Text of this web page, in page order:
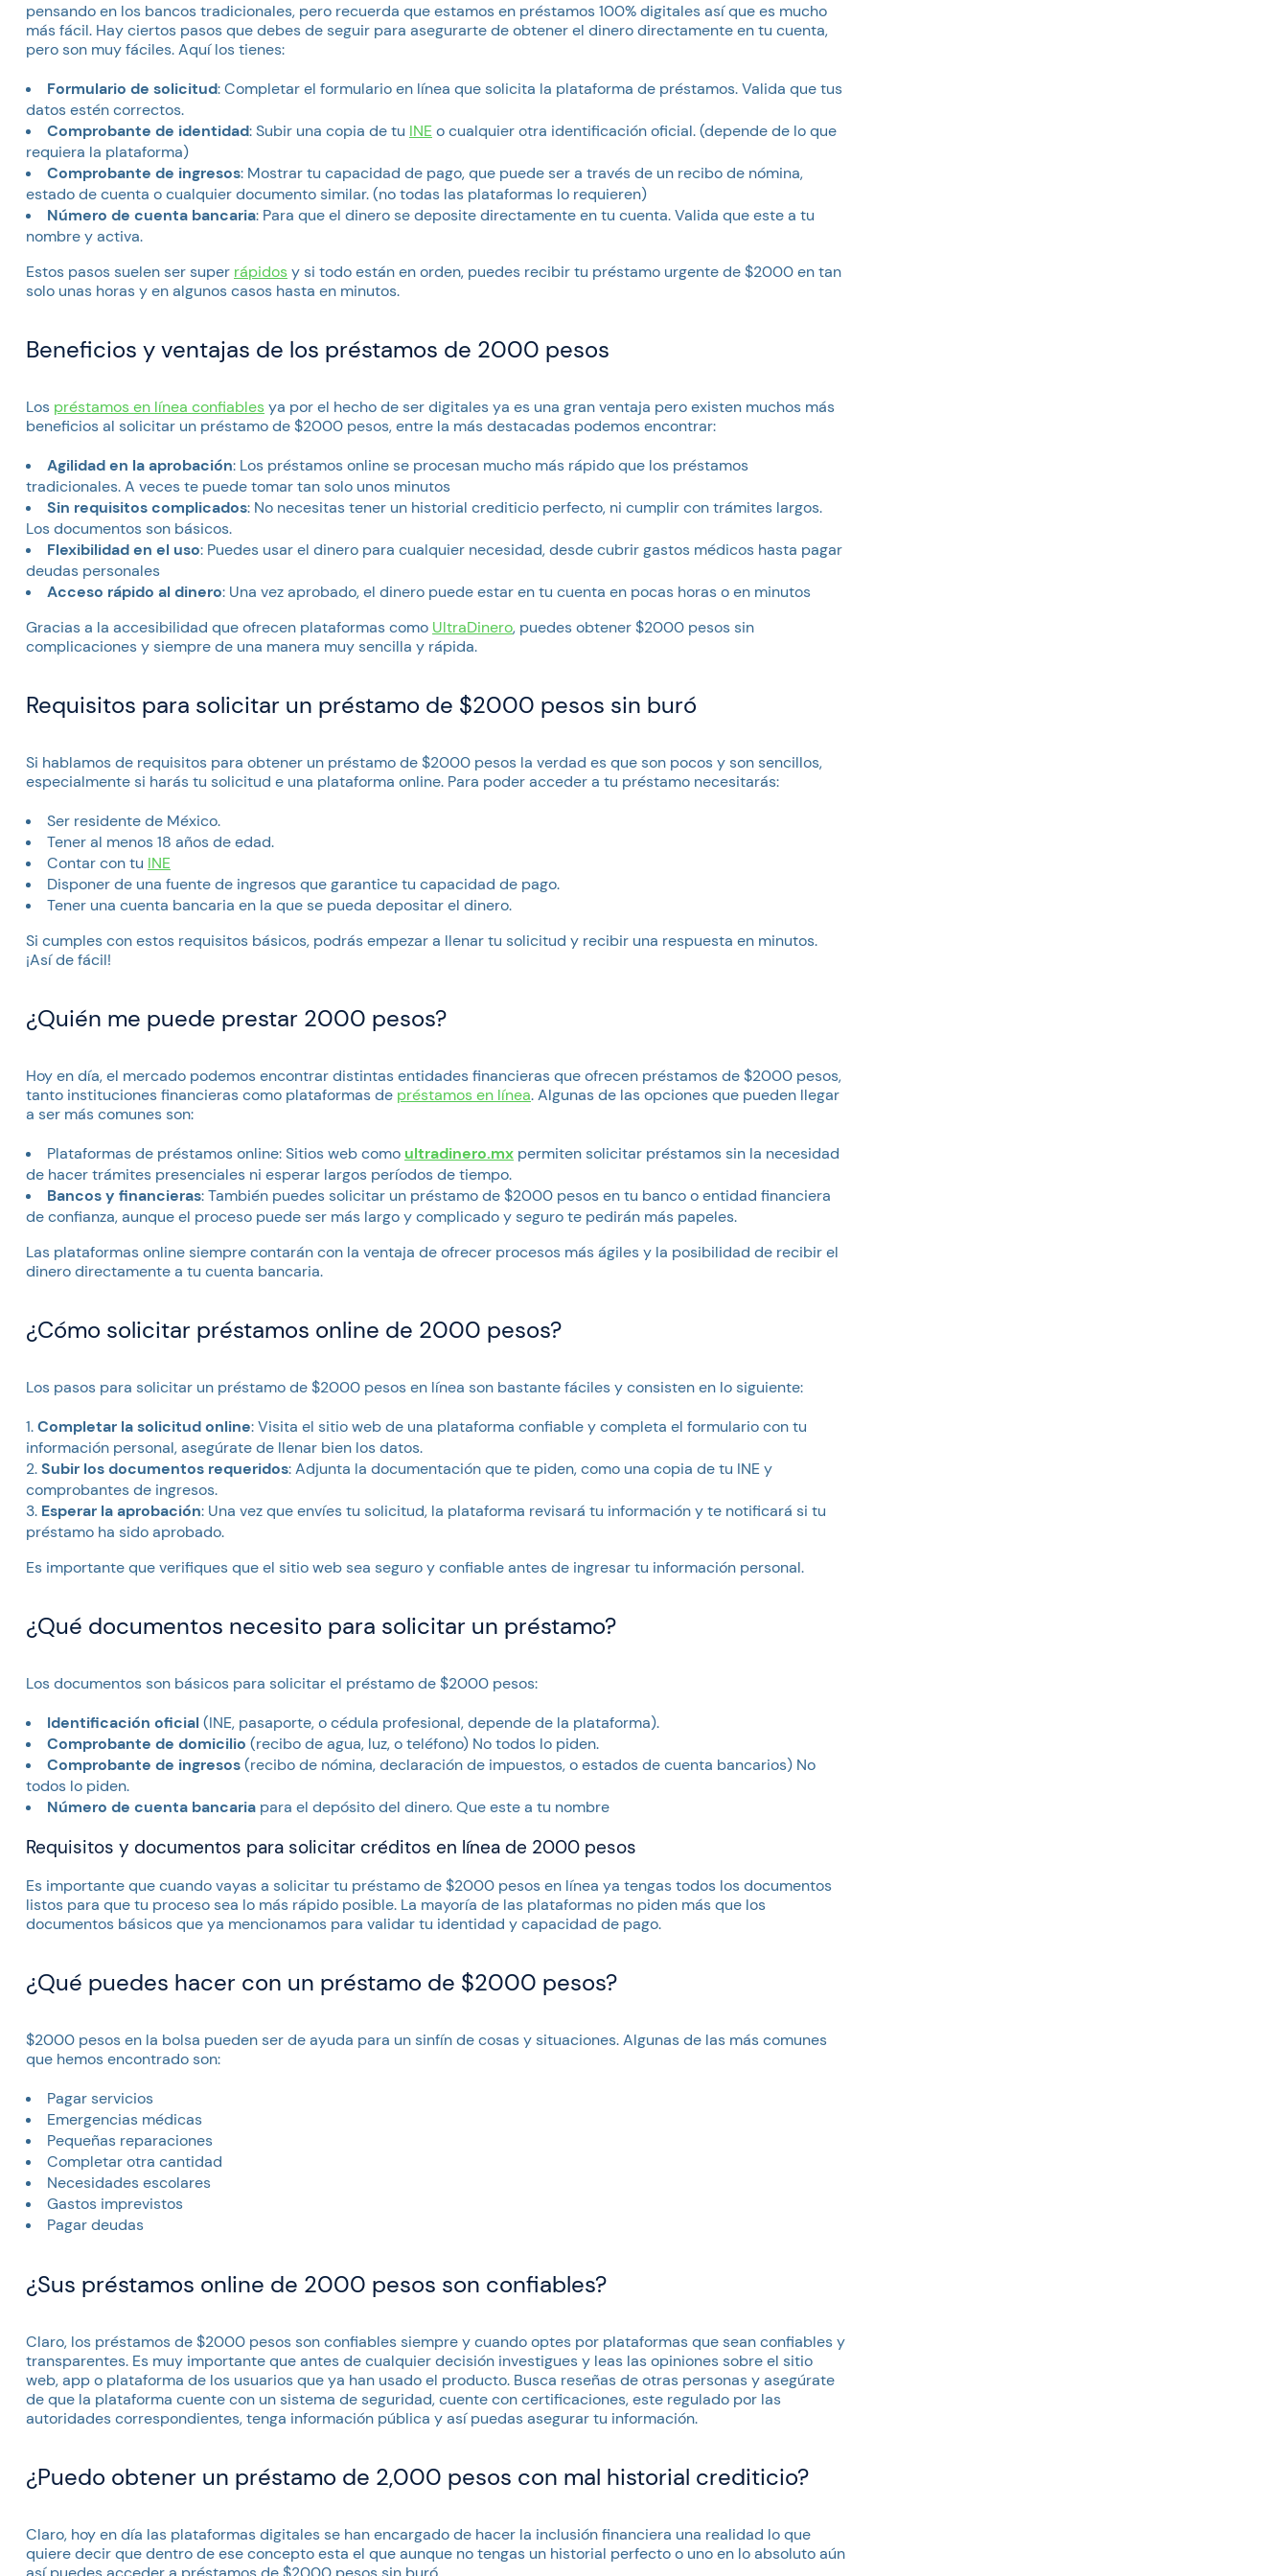
pensando en los bancos tradicionales, pero recuerda que estamos en préstamos 100% digitales así que es mucho
más fácil. Hay ciertos pasos que debes de seguir para asegurarte de obtener el dinero directamente en tu cuenta,
pero son muy fáciles. Aquí los tienes:
Formulario de solicitud: Completar el formulario en línea que solicita la plataforma de préstamos. Valida que tus
datos estén correctos.
Comprobante de identidad: Subir una copia de tu INE o cualquier otra identificación oficial. (depende de lo que
requiera la plataforma)
Comprobante de ingresos: Mostrar tu capacidad de pago, que puede ser a través de un recibo de nómina,
estado de cuenta o cualquier documento similar. (no todas las plataformas lo requieren)
Número de cuenta bancaria: Para que el dinero se deposite directamente en tu cuenta. Valida que este a tu
nombre y activa.
Estos pasos suelen ser super rápidosy si todo están en orden, puedes recibir tu préstamo urgente de $2000 en tan
solo unas horas y en algunos casos hasta en minutos.
Beneficios y ventajas de los préstamos de 2000 pesos
Los préstamos en línea confiablesya por el hecho de ser digitales ya es una gran ventaja pero existen muchos más
beneficios al solicitar un préstamo de $2000 pesos, entre la más destacadas podemos encontrar:
Agilidad en la aprobación: Los préstamos online se procesan mucho más rápido que los préstamos
tradicionales. A veces te puede tomar tan solo unos minutos
Sin requisitos complicados: No necesitas tener un historial crediticio perfecto, ni cumplir con trámites largos.
Los documentos son básicos.
Flexibilidad en el uso: Puedes usar el dinero para cualquier necesidad, desde cubrir gastos médicos hasta pagar
deudas personales
Acceso rápido al dinero: Una vez aprobado, el dinero puede estar en tu cuenta en pocas horas o en minutos
Gracias a la accesibilidad que ofrecen plataformas como UltraDinero, puedes obtener $2000 pesos sin
complicaciones y siempre de una manera muy sencilla y rápida.
Requisitos para solicitar un préstamo de $2000 pesos sin buró
Si hablamos de requisitos para obtener un préstamo de $2000 pesos la verdad es que son pocos y son sencillos,
especialmente si harás tu solicitud e una plataforma online. Para poder acceder a tu préstamo necesitarás:
Ser residente de México.
Tener al menos 18 años de edad.
Contar con tu INE
Disponer de una fuente de ingresos que garantice tu capacidad de pago.
Tener una cuenta bancaria en la que se pueda depositar el dinero.
Si cumples con estos requisitos básicos, podrás empezar a llenar tu solicitud y recibir una respuesta en minutos.
¡Así de fácil!
¿Quién me puede prestar 2000 pesos?
Hoy en día, el mercado podemos encontrar distintas entidades financieras que ofrecen préstamos de $2000 pesos,
tanto instituciones financieras como plataformas de préstamos en línea. Algunas de las opciones que pueden llegar
a ser más comunes son:
Plataformas de préstamos online: Sitios web como ultradinero.mx permiten solicitar préstamos sin la necesidad
de hacer trámites presenciales ni esperar largos períodos de tiempo.
Bancos y financieras: También puedes solicitar un préstamo de $2000 pesos en tu banco o entidad financiera
de confianza, aunque el proceso puede ser más largo y complicado y seguro te pedirán más papeles.
Las plataformas online siempre contarán con la ventaja de ofrecer procesos más ágiles y la posibilidad de recibir el
dinero directamente a tu cuenta bancaria.
¿Cómo solicitar préstamos online de 2000 pesos?
Los pasos para solicitar un préstamo de $2000 pesos en línea son bastante fáciles y consisten en lo siguiente:
Completar la solicitud online: Visita el sitio web de una plataforma confiable y completa el formulario con tu
información personal, asegúrate de llenar bien los datos.
Subir los documentos requeridos: Adjunta la documentación que te piden, como una copia de tu INE y
comprobantes de ingresos.
Esperar la aprobación: Una vez que envíes tu solicitud, la plataforma revisará tu información y te notificará si tu
préstamo ha sido aprobado.
Es importante que verifiques que el sitio web sea seguro y confiable antes de ingresar tu información personal.
¿Qué documentos necesito para solicitar un préstamo?
Los documentos son básicos para solicitar el préstamo de $2000 pesos:
Identificación oficial (INE, pasaporte, o cédula profesional, depende de la plataforma).
Comprobante de domicilio (recibo de agua, luz, o teléfono) No todos lo piden.
Comprobante de ingresos(recibo de nómina, declaración de impuestos, o estados de cuenta bancarios) No
todos lo piden.
Número de cuenta bancaria para el depósito del dinero. Que este a tu nombre
Requisitos y documentos para solicitar créditos en línea de 2000 pesos
Es importante que cuando vayas a solicitar tu préstamo de $2000 pesos en línea ya tengas todos los documentos
listos para que tu proceso sea lo más rápido posible. La mayoría de las plataformas no piden más que los
documentos básicos que ya mencionamos para validar tu identidad y capacidad de pago.
¿Qué puedes hacer con un préstamo de $2000 pesos?
$2000 pesos en la bolsa pueden ser de ayuda para un sinfín de cosas y situaciones. Algunas de las más comunes
que hemos encontrado son:
Pagar servicios
Emergencias médicas
Pequeñas reparaciones
Completar otra cantidad
Necesidades escolares
Gastos imprevistos
Pagar deudas
¿Sus préstamos online de 2000 pesos son confiables?
Claro, los préstamos de $2000 pesos son confiables siempre y cuando optes por plataformas que sean confiables y
transparentes. Es muy importante que antes de cualquier decisión investigues y leas las opiniones sobre el sitio
web, app o plataforma de los usuarios que ya han usado el producto. Busca reseñas de otras personas y asegúrate
de que la plataforma cuente con un sistema de seguridad, cuente con certificaciones, este regulado por las
autoridades correspondientes, tenga información pública y así puedas asegurar tu información.
¿Puedo obtener un préstamo de 2,000 pesos con mal historial crediticio?
Claro, hoy en día las plataformas digitales se han encargado de hacer la inclusión financiera una realidad lo que
quiere decir que dentro de ese concepto esta el que aunque no tengas un historial perfecto o uno en lo absoluto aún